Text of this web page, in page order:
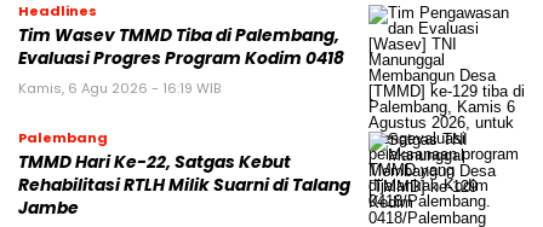
Headlines
Tim Wasev TMMD Tiba di Palembang,
Evaluasi Progres Program Kodim 0418
Kamis, 6 Agu 2026 - 16:19 WIB
Palembang
TMMD Hari Ke-22, Satgas Kebut
Rehabilitasi RTLH Milik Suarni di Talang
Jambe